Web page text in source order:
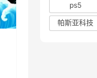
ps5
帕斯亚科技